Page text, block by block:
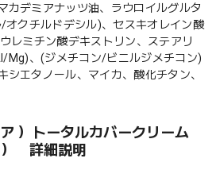
カデミアナッツ油、ラウロイルグルタ
オクチルドデシル)、セスキオレイン酸
レミチン酸デキストリン、ステアリ
Mg)、(ジメチコン/ビニルジメチコン)
シエタノール、マイカ、酸化チタン、
）トータルカバークリーム
） 詳細説明